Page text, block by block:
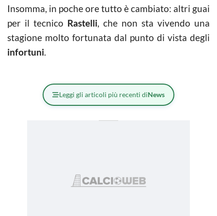
Insomma, in poche ore tutto è cambiato: altri guai
per il tecnico Rastelli, che non sta vivendo una
stagione molto fortunata dal punto di vista degli
infortuni.
Leggi gli articoli più recenti diNews